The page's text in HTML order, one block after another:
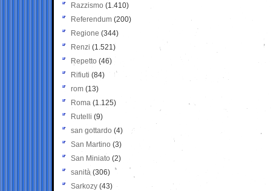
Razzismo (1.410)
Referendum (200)
Regione (344)
Renzi (1.521)
Repetto (46)
Rifiuti (84)
rom (13)
Roma (1.125)
Rutelli (9)
san gottardo (4)
San Martino (3)
San Miniato (2)
sanità (306)
Sarkozy (43)